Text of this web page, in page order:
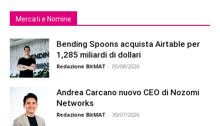
Mercati e Nomine
Bending Spoons acquista Airtable per
1,285 miliardi di dollari
Redazione BitMAT - 05/08/2026
Andrea Carcano nuovo CEO di Nozomi
Networks
Redazione BitMAT - 30/07/2026